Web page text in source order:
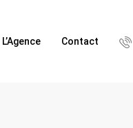
L’Agence Contact